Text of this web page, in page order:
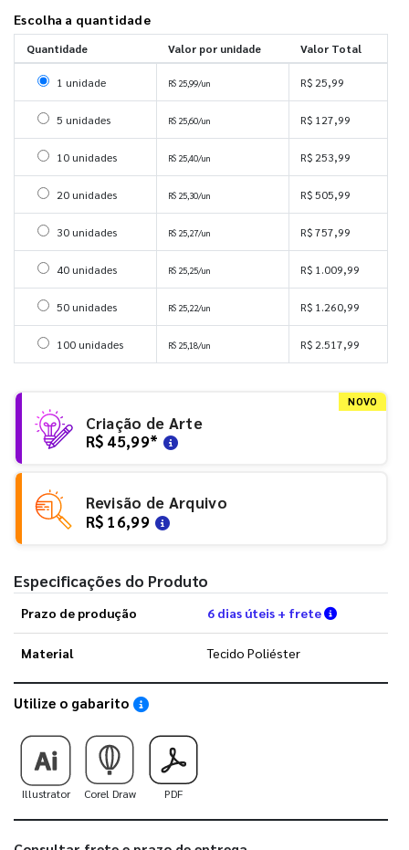
Escolha a quantidade
Quantidade Valor por unidade Valor Total
Selecionar 1 unidade
1 unidade R$ 25,99/un R$ 25,99
Selecionar 5 unidades
5 unidades R$ 25,60/un R$ 127,99
Selecionar 10 unidades
10 unidades R$ 25,40/un R$ 253,99
Selecionar 20 unidades
20 unidades R$ 25,30/un R$ 505,99
Selecionar 30 unidades
30 unidades R$ 25,27/un R$ 757,99
Selecionar 40 unidades
40 unidades R$ 25,25/un R$ 1.009,99
Selecionar 50 unidades
50 unidades R$ 25,22/un R$ 1.260,99
Selecionar 100 unidades
100 unidades R$ 25,18/un R$ 2.517,99
NOVO
Criação de Arte
R$ 45,99*
Revisão de Arquivo
R$ 16,99
Especificações do Produto
Prazo de produção 6 dias úteis + frete Verifique
Material Tecido Poliéster
Utilize o gabarito Saiba como utilizar os nossos gabaritos
Illustrator Corel Draw PDF